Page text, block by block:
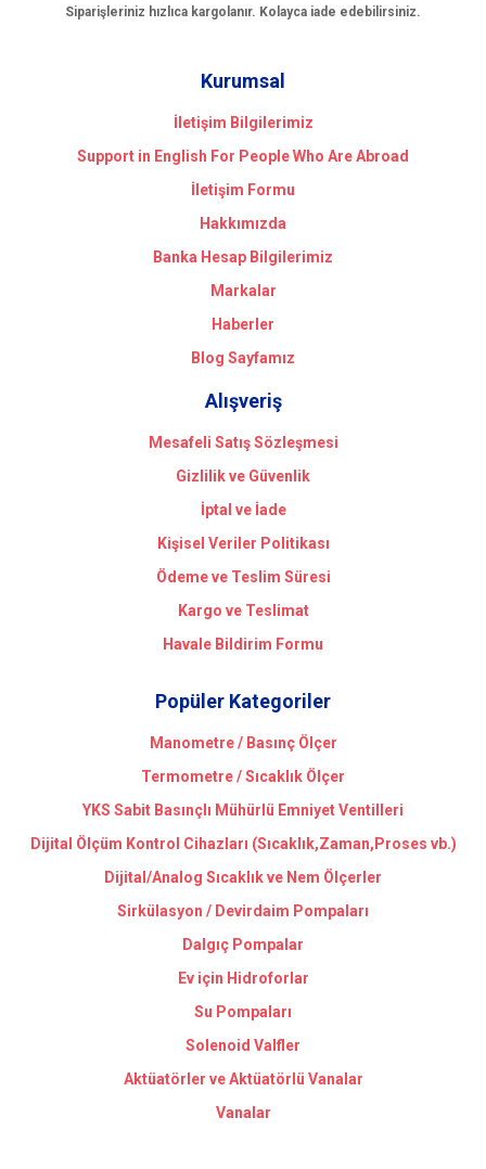
Siparişleriniz hızlıca kargolanır. Kolayca iade edebilirsiniz.
Kurumsal
İletişim Bilgilerimiz
Support in English For People Who Are Abroad
İletişim Formu
Hakkımızda
Banka Hesap Bilgilerimiz
Markalar
Haberler
Blog Sayfamız
Alışveriş
Mesafeli Satış Sözleşmesi
Gizlilik ve Güvenlik
İptal ve İade
Kişisel Veriler Politikası
Ödeme ve Teslim Süresi
Kargo ve Teslimat
Havale Bildirim Formu
Popüler Kategoriler
Manometre / Basınç Ölçer
Termometre / Sıcaklık Ölçer
YKS Sabit Basınçlı Mühürlü Emniyet Ventilleri
Dijital Ölçüm Kontrol Cihazları (Sıcaklık,Zaman,Proses vb.)
Dijital/Analog Sıcaklık ve Nem Ölçerler
Sirkülasyon / Devirdaim Pompaları
Dalgıç Pompalar
Ev için Hidroforlar
Su Pompaları
Solenoid Valfler
Aktüatörler ve Aktüatörlü Vanalar
Vanalar